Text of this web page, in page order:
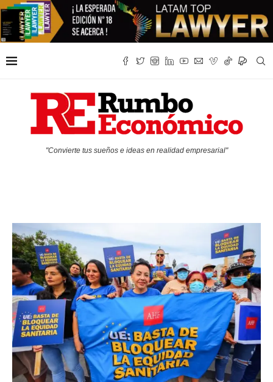
"Convierte tus sueños e ideas en realidad empresarial"